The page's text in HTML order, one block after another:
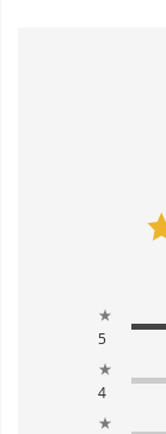
★
5
★
4
★